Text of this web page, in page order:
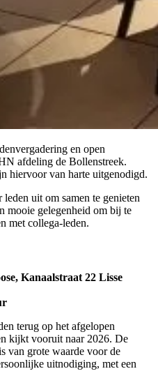
en open
afdeling de Bollenstreek.
hiervoor van harte uitgenodigd.
uit om samen te genieten
mooie gelegenheid om bij te
met collega-leden.
Kanaalstraat 22 Lisse
terug op het afgelopen
kijkt vooruit naar 2026. De
van grote waarde voor de
uitnodiging, met een